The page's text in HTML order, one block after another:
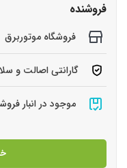
فروشنده
فروشگاه موتوربرق
گارانتی اصالت و
موجود در انبار